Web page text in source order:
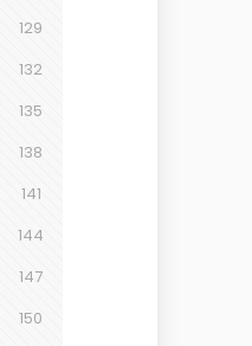
129
132
135
138
141
144
147
150